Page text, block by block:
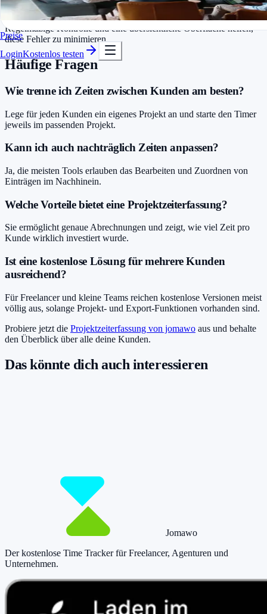
In Minuten startklar
Kostenlos testen
Preise
LoginKostenlos testen
Viele vergessen, Pausen oder Wechselzeiten korrekt zuzuordnen.
Regelmäßige Kontrolle und eine übersichtliche Oberfläche helfen,
diese Fehler zu minimieren.
Häufige Fragen
Wie trenne ich Zeiten zwischen Kunden am besten?
Lege für jeden Kunden ein eigenes Projekt an und starte den Timer
jeweils im passenden Projekt.
Kann ich auch nachträglich Zeiten anpassen?
Ja, die meisten Tools erlauben das Bearbeiten und Zuordnen von
Einträgen im Nachhinein.
Welche Vorteile bietet eine Projektzeiterfassung?
Sie ermöglicht genaue Abrechnungen und zeigt, wie viel Zeit pro
Kunde wirklich investiert wurde.
Ist eine kostenlose Lösung für mehrere Kunden
ausreichend?
Für Freelancer und kleine Teams reichen kostenlose Versionen meist
völlig aus, solange Projekt- und Export-Funktionen vorhanden sind.
Probiere jetzt die Projektzeiterfassung von jomawo aus und behalte
den Überblick über alle deine Kunden.
Das könnte dich auch interessieren
Jomawo
Der kostenlose Time Tracker für Freelancer, Agenturen und
Unternehmen.